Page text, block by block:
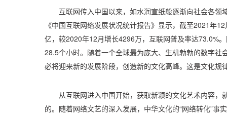
互联网传入中国以来，如水润宣纸般逐渐向社会各领
《中国互联网络发展状况统计报告》显示，截至2021年
亿，较2020年12月增长4296万，互联网普及率达73.0%
28.5个小时。随着一个全球最为庞大、生机勃勃的数字社
必将迎来新的发展阶段，创造新的文化高峰。这是文化规
从互联网进入中国开始，获取新颖的文化艺术内容，
的。随着网络文艺的深入发展，中华文化的“网络转化”事